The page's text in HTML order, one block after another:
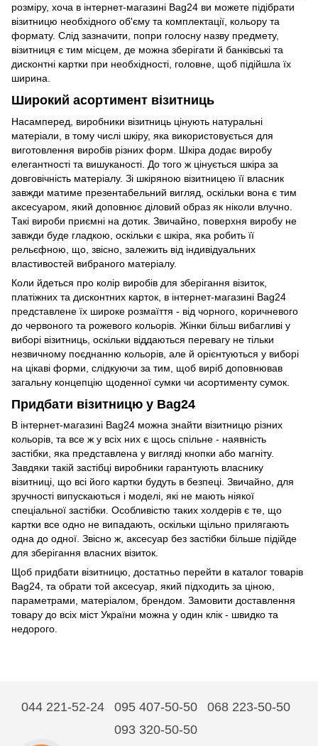
розміру, хоча в інтернет-магазині Bag24 ви можете підібрати
візитницю необхідного об'єму та комплектації, кольору та
формату. Слід зазначити, попри голосну назву предмету,
візитниця є тим місцем, де можна зберігати й банківські та
дисконтні картки при необхідності, головне, щоб підійшла їх
ширина.
Широкий асортимент візитниць
Насамперед, виробники візитниць цінують натуральні
матеріали, в тому числі шкіру, яка використовується для
виготовлення виробів різних форм. Шкіра додає виробу
елегантності та вишуканості. До того ж цінується шкіра за
довговічність матеріалу. Зі шкіряною візитницею її власник
завжди матиме презентабельний вигляд, оскільки вона є тим
аксесуаром, який доповнює діловий образ як ніколи влучно.
Такі вироби приємні на дотик. Звичайно, поверхня виробу не
завжди буде гладкою, оскільки є шкіра, яка робить її
рельєфною, що, звісно, залежить від індивідуальних
властивостей вибраного матеріалу.
Коли йдеться про колір виробів для зберігання візиток,
платіжних та дисконтних карток, в інтернет-магазині Bag24
представлене їх широке розмаїття - від чорного, коричневого
до червоного та рожевого кольорів. Жінки більш вибагливі у
виборі візитниць, оскільки віддаються перевагу не тільки
незвичному поєднанню кольорів, але й орієнтуються у виборі
на цікаві форми, слідкуючи за тим, щоб виріб доповнював
загальну концепцію щоденної сумки чи асортименту сумок.
Придбати візитницю у Bag24
В інтернет-магазині Bag24 можна знайти візитницю різних
кольорів, та все ж у всіх них є щось спільне - наявність
застібки, яка представлена у вигляді кнопки або магніту.
Завдяки такій застібці виробники гарантують власнику
візитниці, що всі його картки будуть в безпеці. Звичайно, для
зручності випускаються і моделі, які не мають ніякої
спеціальної застібки. Особливістю таких холдерів є те, що
картки все одно не випадають, оскільки щільно прилягають
одна до одної. Звісно ж, аксесуар без застібки більше підійде
для зберігання власних візиток.
Щоб придбати візитницю, достатньо перейти в каталог товарів
Bag24, та обрати той аксесуар, який підходить за ціною,
параметрами, матеріалом, брендом. Замовити доставлення
товару до всіх міст України можна у один клік - швидко та
недорого.
044 221-52-24 095 407-50-50
068 223-50-50
093 320-50-50